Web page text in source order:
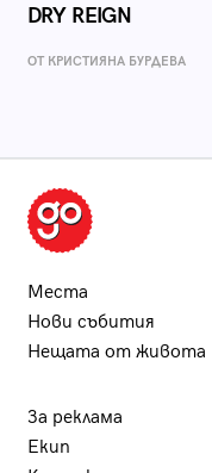
DRY REIGN
ОТ КРИСТИЯНА БУРДЕВА
Места
Нови събития
Нещата от живота
За реклама
Екип